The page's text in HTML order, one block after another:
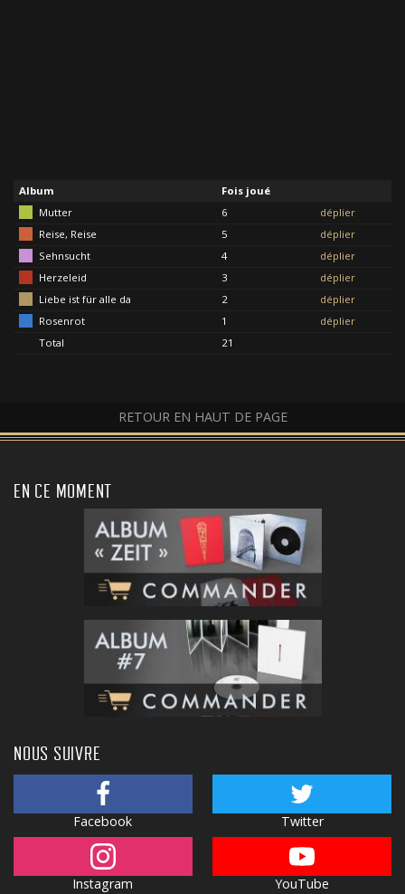
Album
Fois joué
Mutter
6
déplier
Reise, Reise
5
déplier
Sehnsucht
4
déplier
Herzeleid
3
déplier
Liebe ist für alle da
2
déplier
Rosenrot
1
déplier
Total
21
RETOUR EN HAUT DE PAGE
EN CE MOMENT
NOUS SUIVRE
Facebook Twitter
Instagram YouTube